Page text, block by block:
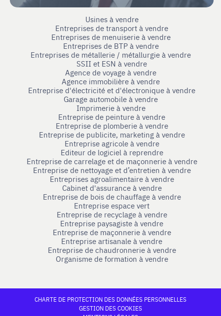
Usines à vendre
Entreprises de transport à vendre
Entreprises de menuiserie à vendre
Entreprises de BTP à vendre
Entreprises de métallerie / métallurgie à vendre
SSII et ESN à vendre
Agence de voyage à vendre
Agence immobilière à vendre
Entreprise d'électricité et d'électronique à vendre
Garage automobile à vendre
Imprimerie à vendre
Entreprise de peinture à vendre
Entreprise de plomberie à vendre
Entreprise de publicite, marketing à vendre
Entreprise agricole à vendre
Editeur de logiciel à reprendre
Entreprise de carrelage et de maçonnerie à vendre
Entreprise de nettoyage et d’entretien à vendre
Entreprises agroalimentaire à vendre
Cabinet d'assurance à vendre
Entreprise de bois de chauffage à vendre
Entreprise espace vert
Entreprise de recyclage à vendre
Entreprise paysagiste à vendre
Entreprise de maçonnerie à vendre
Entreprise artisanale à vendre
Entreprise de chaudronnerie à vendre
Organisme de formation à vendre
CHARTE DE PROTECTION DES DONNÉES PERSONNELLES
GESTION DES COOKIES